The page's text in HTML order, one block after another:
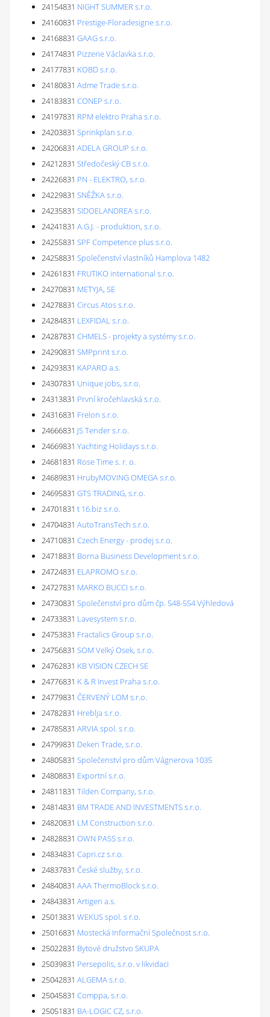
24154831 NIGHT SUMMER s.r.o.
24160831 Prestige-Floradesigne s.r.o.
24168831 GAAG s.r.o.
24174831 Pizzerie Václavka s.r.o.
24177831 KOBD s.r.o.
24180831 Adme Trade s.r.o.
24183831 CONEP s.r.o.
24197831 RPM elektro Praha s.r.o.
24203831 Sprinkplan s.r.o.
24206831 ADELA GROUP s.r.o.
24212831 Středočeský CB s.r.o.
24226831 PN - ELEKTRO, s.r.o.
24229831 SNĚŽKA s.r.o.
24235831 SIDOELANDREA s.r.o.
24241831 A.G.J. - produktion, s.r.o.
24255831 SPF Competence plus s.r.o.
24258831 Společenství vlastníků Hamplova 1482
24261831 FRUTIKO international s.r.o.
24270831 METYJA, SE
24278831 Circus Atos s.r.o.
24284831 LEXFIDAL s.r.o.
24287831 CHMELS - projekty a systémy s.r.o.
24290831 SMPprint s.r.o.
24293831 KAPARO a.s.
24307831 Unique jobs, s.r.o.
24313831 První kročehlavská s.r.o.
24316831 Frelon s.r.o.
24666831 JS Tender s.r.o.
24669831 Yachting Holidays s.r.o.
24681831 Rose Time s. r. o.
24689831 HrubyMOVING OMEGA s.r.o.
24695831 GTS TRADING, s.r.o.
24701831 t 16.biz s.r.o.
24704831 AutoTransTech s.r.o.
24710831 Czech Energy - prodej s.r.o.
24718831 Borna Business Development s.r.o.
24724831 ELAPROMO s.r.o.
24727831 MARKO BUCCI s.r.o.
24730831 Společenství pro dům čp. 548-554 Výhledová
24733831 Lavesystem s.r.o.
24753831 Fractalics Group s.r.o.
24756831 SOM Velký Osek, s.r.o.
24762831 KB VISION CZECH SE
24776831 K & R Invest Praha s.r.o.
24779831 ČERVENÝ LOM s.r.o.
24782831 Hreblja s.r.o.
24785831 ARVIA spol. s r.o.
24799831 Deken Trade, s.r.o.
24805831 Společenství pro dům Vágnerova 1035
24808831 Exportní s.r.o.
24811831 Tilden Company, s.r.o.
24814831 BM TRADE AND INVESTMENTS s.r.o.
24820831 LM Construction s.r.o.
24828831 OWN PASS s.r.o.
24834831 Capri.cz s.r.o.
24837831 České služby, s.r.o.
24840831 AAA ThermoBlock s.r.o.
24843831 Artigen a.s.
25013831 WEKUS spol. s r.o.
25016831 Mostecká Informační Společnost s.r.o.
25022831 Bytové družstvo SKUPA
25039831 Persepolis, s.r.o. v likvidaci
25042831 ALGEMA s.r.o.
25045831 Comppa, s.r.o.
25051831 BA-LOGIC CZ, s.r.o.